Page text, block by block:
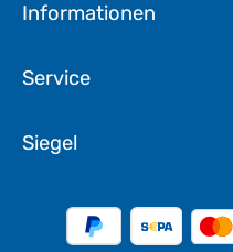
Informationen
Service
Siegel